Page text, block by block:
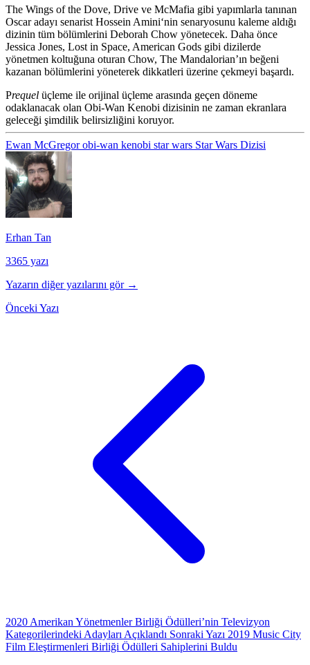
The Wings of the Dove, Drive ve McMafia gibi yapımlarla tanınan
Oscar adayı senarist Hossein Amini‘nin senaryosunu kaleme aldığı
dizinin tüm bölümlerini Deborah Chow yönetecek. Daha önce
Jessica Jones, Lost in Space, American Gods gibi dizilerde
yönetmen koltuğuna oturan Chow, The Mandalorian’ın beğeni
kazanan bölümlerini yöneterek dikkatleri üzerine çekmeyi başardı.
Prequel üçleme ile orijinal üçleme arasında geçen döneme
odaklanacak olan Obi-Wan Kenobi dizisinin ne zaman ekranlara
geleceği şimdilik belirsizliğini koruyor.
Ewan McGregorobi-wan kenobi star wars Star Wars Dizisi
Erhan Tan
3365 yazı
Yazarın diğer yazılarını gör →
Önceki Yazı
2020 Amerikan Yönetmenler Birliği Ödülleri’nin Televizyon
Kategorilerindeki Adayları Açıklandı Sonraki Yazı 2019 Music City
Film Eleştirmenleri Birliği Ödülleri Sahiplerini Buldu